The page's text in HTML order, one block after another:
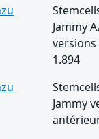
Jammy
1.894
Jammy